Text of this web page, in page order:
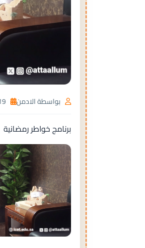
بواسطة الادمن
برنامج خواطر رمضانية